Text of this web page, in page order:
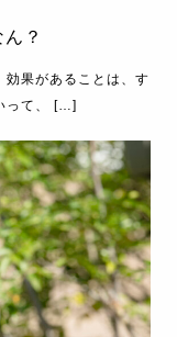
？
効果があることは、す
って、 […]